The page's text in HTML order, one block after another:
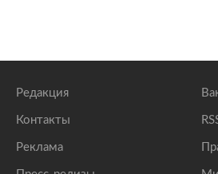
Редакция
Контакты
Реклама